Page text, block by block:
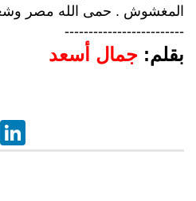
المغشوش . حمى الله مصر
-------------------------
بقلم: جمال أسعد
L
i
n